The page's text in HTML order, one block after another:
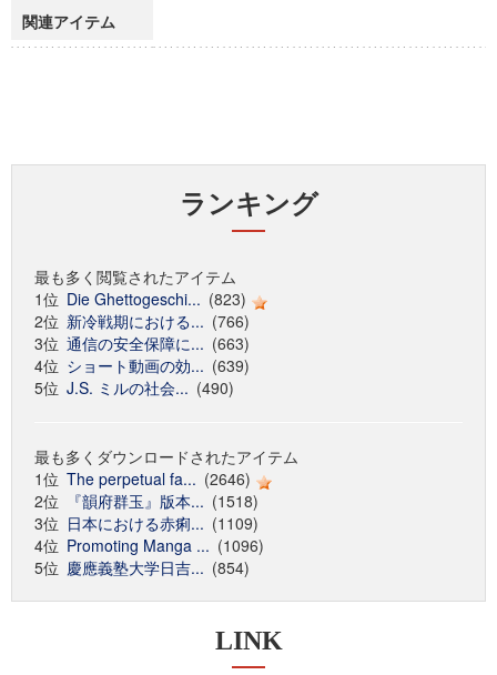
関連アイテム
ランキング
最も多く閲覧されたアイテム
1位 Die Ghettogeschi... (823)
2位 新冷戦期における... (766)
3位 通信の安全保障に... (663)
4位 ショート動画の効... (639)
5位 J.S. ミルの社会... (490)
最も多くダウンロードされたアイテム
1位 The perpetual fa... (2646)
2位
『韻府群玉』版本... (1518)
3位 日本における赤痢... (1109)
4位 Promoting Manga ... (1096)
5位 慶應義塾大学日吉... (854)
LINK